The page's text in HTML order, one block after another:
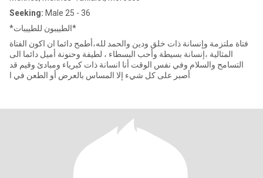
Seeking: Male 25 - 36
*الطييبون للطييبات*
فتاة ملتزمة وإنسانة ذات خلق ودين والحمد لله،أطمح دائما ان اكون الفتاة
المثالية ،إنسانة بسيطة وأحب البسطاء ، لطيفة وحنونة أميل دائما الى
التسامح والسلام وفي نفس الوقت أنا انسانة ذات كبرياء ومبادئ وقيم قد
أصبر على كل شيء إلا المساس بالعرض أو الطعن في ا